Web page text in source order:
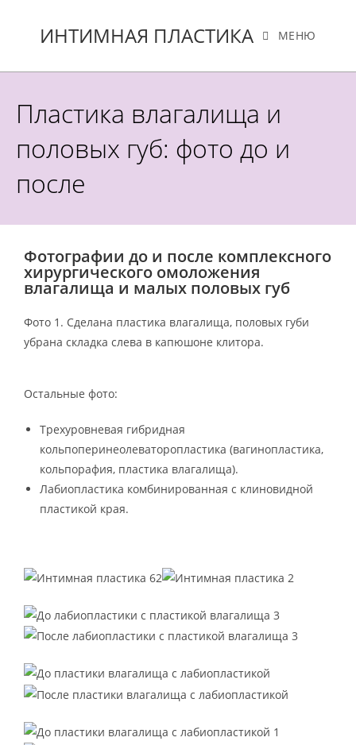
ИНТИМНАЯ ПЛАСТИКА МЕНЮ
Пластика влагалища и
половых губ: фото до и
после
Фотографии до и после комплексного
хирургического омоложения
влагалища и малых половых губ
Фото 1. Сделана пластика влагалища, половых губи
убрана складка слева в капюшоне клитора.
Остальные фото:
Трехуровневая гибридная
кольпоперинеолеваторопластика (вагинопластика,
кольпорафия, пластика влагалища).
Лабиопластика комбинированная с клиновидной
пластикой края.